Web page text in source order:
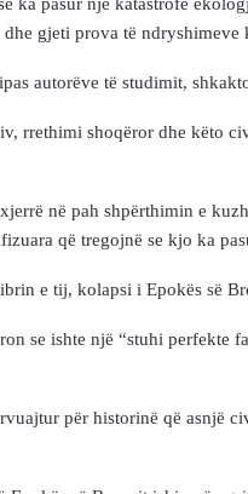
gjeti prova të ndryshimeve
autorëve të studimit,
rrethimi shoqëror dhe këto
në pah shpërthimin e
që tregojnë se kjo ka
e tij, kolapsi i Epokës së
se ishte një “stuhi perfekte
për historinë që asnjë